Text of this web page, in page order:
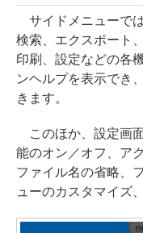
サイドメニューで
検索、エクスポート
印刷、設定などの各
ンヘルプを表示でき
きます。
このほか、設定画
能のオン／オフ、ア
ファイル名の省略、
ューのカスタマイズ